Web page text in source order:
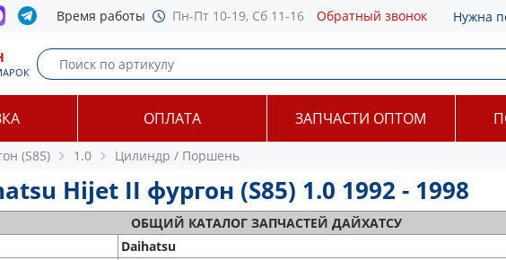
Время работы Пн-Пт 10-19, Сб 11-16 Обратный звонок Нужна
ОПЛАТА ЗАПЧАСТИ ОПТОМ
(S85) 1.0 Цилиндр / Поршень
Hijet II фургон (S85) 1.0 1992 - 1998
ОБЩИЙ КАТАЛОГ ЗАПЧАСТЕЙ ДАЙХАТСУ
Daihatsu